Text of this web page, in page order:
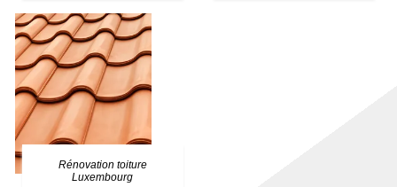
Rénovation toiture
Luxembourg